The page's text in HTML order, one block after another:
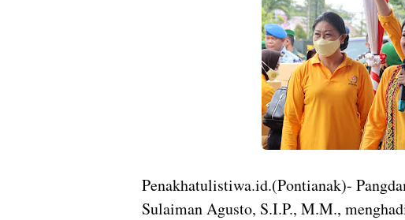
Penakhatulistiwa.id.(Pontianak)-
Sulaiman Agusto, S.I.P., M.M.,